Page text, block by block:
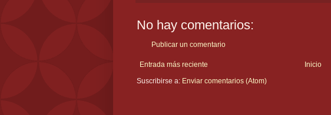
No hay comentarios:
Publicar un comentario
Entrada más reciente
Inicio
Suscribirse a: Enviar comentarios (Atom)